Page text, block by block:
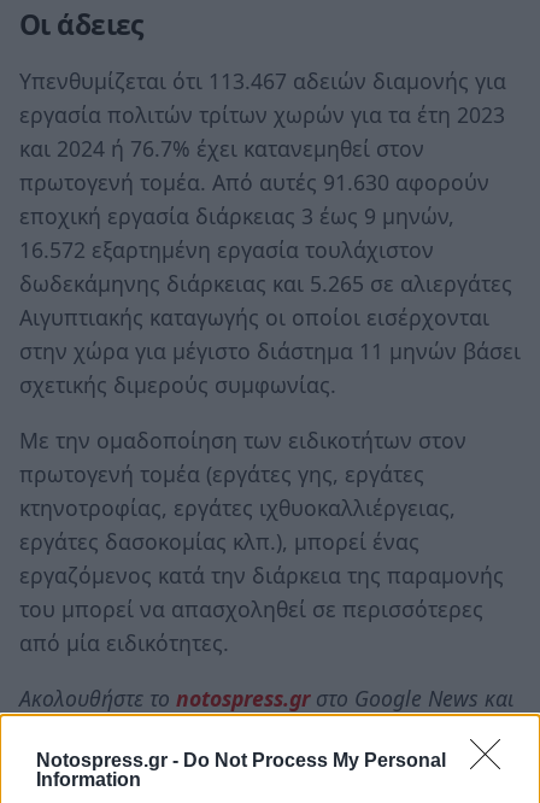
Notospress.gr - Do Not Process My Personal
Information
Οι άδειες
Υπενθυμίζεται ότι 113.467 αδειών διαμονής για
εργασία πολιτών τρίτων χωρών για τα έτη 2023
και 2024 ή 76.7% έχει κατανεμηθεί στον
πρωτογενή τομέα. Από αυτές 91.630 αφορούν
εποχική εργασία διάρκειας 3 έως 9 μηνών,
16.572 εξαρτημένη εργασία τουλάχιστον
δωδεκάμηνης διάρκειας και 5.265 σε αλιεργάτες
Αιγυπτιακής καταγωγής οι οποίοι εισέρχονται
στην χώρα για μέγιστο διάστημα 11 μηνών βάσει
σχετικής διμερούς συμφωνίας.
Με την ομαδοποίηση των ειδικοτήτων στον
πρωτογενή τομέα (εργάτες γης, εργάτες
κτηνοτροφίας, εργάτες ιχθυοκαλλιέργειας,
εργάτες δασοκομίας κλπ.), μπορεί ένας
εργαζόμενος κατά την διάρκεια της παραμονής
του μπορεί να απασχοληθεί σε περισσότερες
από μία ειδικότητες.
Ακολουθήστε το notospress.grστο Google News και